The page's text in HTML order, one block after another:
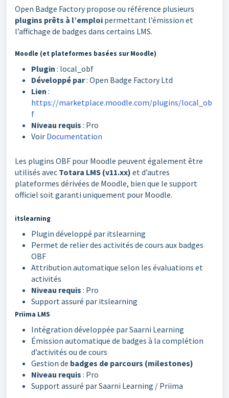
Open Badge Factory propose ou référence plusieurs
plugins prêts à l’emploi permettant l’émission et
l’affichage de badges dans certains LMS.
Moodle (et plateformes basées sur Moodle)
Plugin : local_obf
Développé par: Open Badge Factory Ltd
Lien :
https://marketplace.moodle.com/plugins/local_ob
f
Niveau requis : Pro
Voir Documentation
Les plugins OBF pour Moodle peuvent également être
utilisés avec Totara LMS (v11.xx) et d’autres
plateformes dérivées de Moodle, bien que le support
officiel soit garanti uniquement pour Moodle.
itslearning
Plugin développé par itslearning
Permet de relier des activités de cours aux badges
OBF
Attribution automatique selon les évaluations et
activités
Niveau requis : Pro
Support assuré par itslearning
Priima LMS
Intégration développée par Saarni Learning
Émission automatique de badges à la complétion
d’activités ou de cours
Gestion de badges de parcours (milestones)
Niveau requis : Pro
Support assuré par Saarni Learning / Priima